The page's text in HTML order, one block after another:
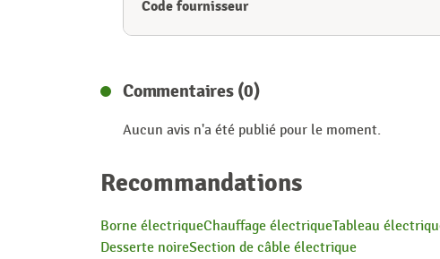
Code fournisseur
Commentaires (0)
Aucun avis n'a été publié pour le moment.
Recommandations
Borne électriqueChauffage électriqueTableau
Desserte noireSection de câble électrique